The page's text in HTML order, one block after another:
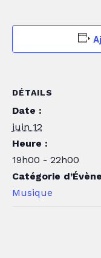
DÉTAILS
Date :
juin 12
Heure :
19h00 - 22h00
Catégorie
Musique